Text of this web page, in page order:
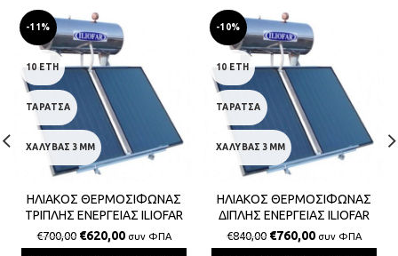
-11%
10 ΕΤΗ
ΤΑΡΑΤΣΑ
ΧΑΛΥΒΑΣ 3MM
ΗΛΙΑΚΟΣ ΘΕΡΜΟΣΙΦΩΝΑΣ
ΤΡΙΠΛΗΣ ΕΝΕΡΓΕΙΑΣ ILIOFAR
120lt/2,0m²
€700,00 €620,00 συν ΦΠΑ
-10%
10 ΕΤΗ
ΤΑΡΑΤΣΑ
ΧΑΛΥΒΑΣ 3MM
ΗΛΙΑΚΟΣ ΘΕΡΜΟΣΙΦΩΝΑΣ
ΔΙΠΛΗΣ ΕΝΕΡΓΕΙΑΣ ILIOFAR
200lt/3,0m²
€840,00 €760,00 συν ΦΠΑ